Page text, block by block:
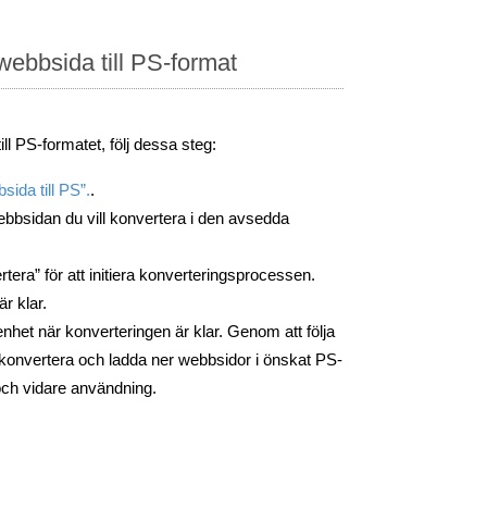
till PS-format
PS-formatet, följ dessa steg:
till PS”..
du vill konvertera i den avsedda
för att initiera konverteringsprocessen.
klar.
när konverteringen är klar. Genom att följa
och ladda ner webbsidor i önskat PS-
vidare användning.